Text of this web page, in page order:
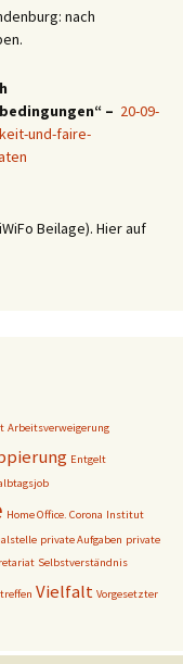
nach
– 20-09-
und-faire-
Beilage). Hier auf
Arbeitsverweigerung
Entgelt
Home Office. Corona Institut
private Aufgaben private
Selbstverständnis
Vielfalt Vorgesetzter